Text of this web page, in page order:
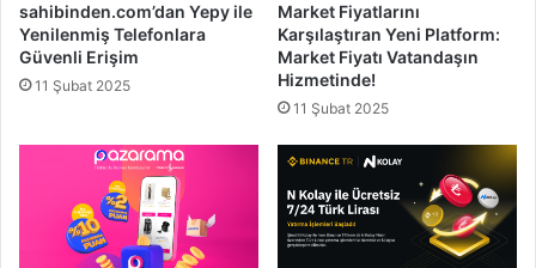
sahibinden.com’dan Yepy ile
Yenilenmiş Telefonlara
Güvenli Erişim
11 Şubat 2025
Market Fiyatlarını
Karşılaştıran Yeni Platform:
Market Fiyatı Vatandaşın
Hizmetinde!
11 Şubat 2025